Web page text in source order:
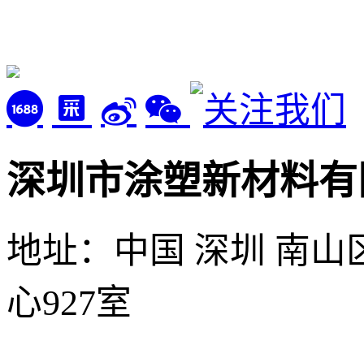
深圳市涂塑新材料
地址：中国 深圳 南山
心927室